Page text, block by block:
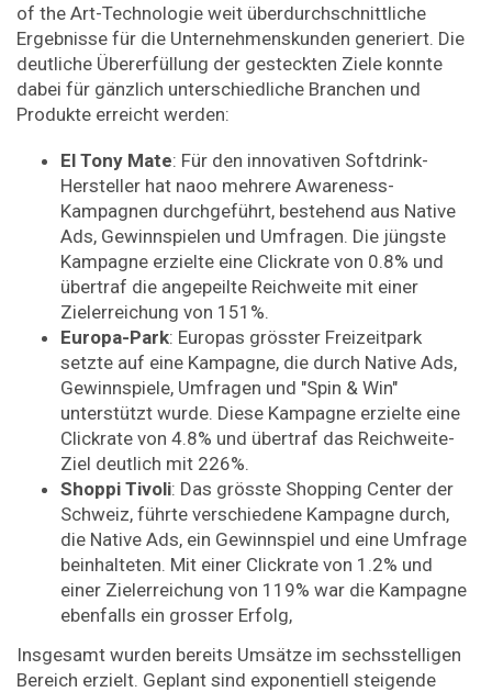
of the Art-Technologie weit überdurchschnittliche
Ergebnisse für die Unternehmenskunden generiert. Die
deutliche Übererfüllung der gesteckten Ziele konnte
dabei für gänzlich unterschiedliche Branchen und
Produkte erreicht werden:
El Tony Mate: Für den innovativen Softdrink-
Hersteller hat naoo mehrere Awareness-
Kampagnen durchgeführt, bestehend aus Native
Ads, Gewinnspielen und Umfragen. Die jüngste
Kampagne erzielte eine Clickrate von 0.8% und
übertraf die angepeilte Reichweite mit einer
Zielerreichung von 151%.
Europa-Park: Europas grösster Freizeitpark
setzte auf eine Kampagne, die durch Native Ads,
Gewinnspiele, Umfragen und "Spin & Win"
unterstützt wurde. Diese Kampagne erzielte eine
Clickrate von 4.8% und übertraf das Reichweite-
Ziel deutlich mit 226%.
Shoppi Tivoli: Das grösste Shopping Center der
Schweiz, führte verschiedene Kampagne durch,
die Native Ads, ein Gewinnspiel und eine Umfrage
beinhalteten. Mit einer Clickrate von 1.2% und
einer Zielerreichung von 119% war die Kampagne
ebenfalls ein grosser Erfolg,
Insgesamt wurden bereits Umsätze im sechsstelligen
Bereich erzielt. Geplant sind exponentiell steigende